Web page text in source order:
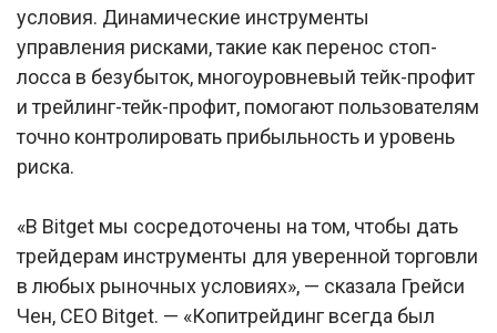
условия. Динамические инструменты
управления рисками, такие как перенос стоп-
лосса в безубыток, многоуровневый тейк-профит
и трейлинг-тейк-профит, помогают пользователям
точно контролировать прибыльность и уровень
риска.
«В Bitget мы сосредоточены на том, чтобы дать
трейдерам инструменты для уверенной торговли
в любых рыночных условиях», — сказала Грейси
Чен, CEO Bitget. — «Копитрейдинг всегда был